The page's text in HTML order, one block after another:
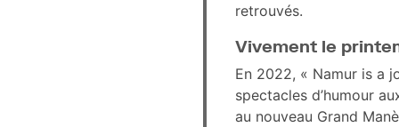
retrouvés.
Vivement le
En 2022, « Namur is a
spectacles d’humour
au nouveau Grand